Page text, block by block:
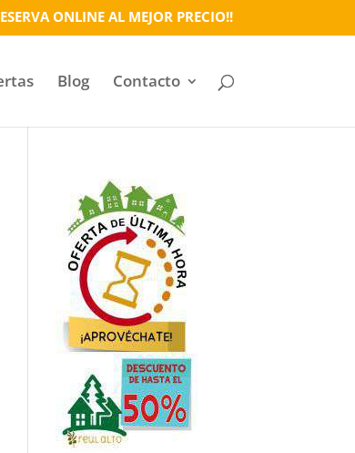
ONLINE AL MEJOR PRECIO!!
Blog Contacto